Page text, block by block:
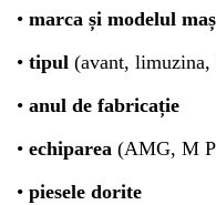
• marca și modelul
• tipul (avant, limuzina,
• anul de fabricație
• echiparea (AMG, M
• piesele dorite